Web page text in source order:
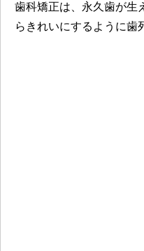
歯科矯正は、永久歯が生
らきれいにするように歯